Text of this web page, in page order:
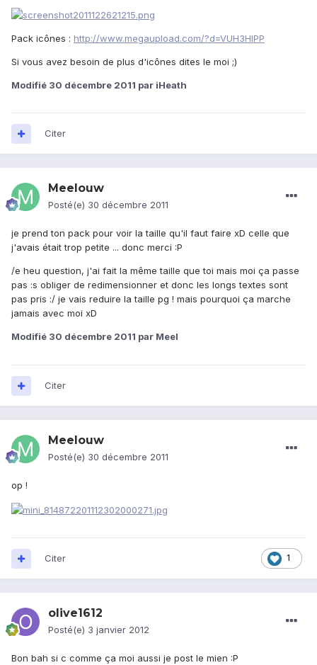
Pack icônes : http://www.megaupload.com/?d=VUH3HIPP
Si vous avez besoin de plus d'icônes dites le moi ;)
Modifié 30 décembre 2011 par iHeath
Citer
Meelouw
Posté(e) 30 décembre 2011
je prend ton pack pour voir la taille qu'il faut faire xD celle que
j'avais était trop petite ... donc merci :P
/e heu question, j'ai fait la même taille que toi mais moi ça passe
pas :s obliger de redimensionner et donc les longs textes sont
pas pris :/ je vais reduire la taille pg ! mais pourquoi ça marche
jamais avec moi xD
Modifié 30 décembre 2011 par Meel
Citer
Meelouw
Posté(e) 30 décembre 2011
op !
1
Citer
olive1612
Posté(e) 3 janvier 2012
Bon bah si c comme ça moi aussi je post le mien :P